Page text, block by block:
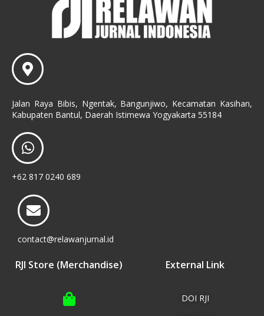
Jalan Raya Bibis, Ngentak, Bangunjiwo, Kecamatan Kasihan,
Kabupaten Bantul, Daerah Istimewa Yogyakarta 55184
+62 817 0240 689
contact@relawanjurnal.id
RJI Store (Merchandise) External Link
DOI RJI